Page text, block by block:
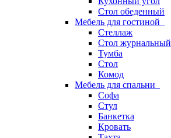
Стол обеденный
Мебель для гостиной
Стеллаж
Стол журнальный
Тумба
Стол
Комод
Мебель для спальни
Софа
Стул
Банкетка
Кровать